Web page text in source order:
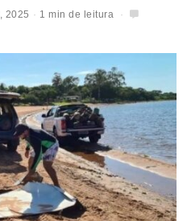
2025 1 min de leitura